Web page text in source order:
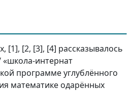
[1], [2, [3], [4] рассказывалось
интернат
программе углублённого
математике одарённых